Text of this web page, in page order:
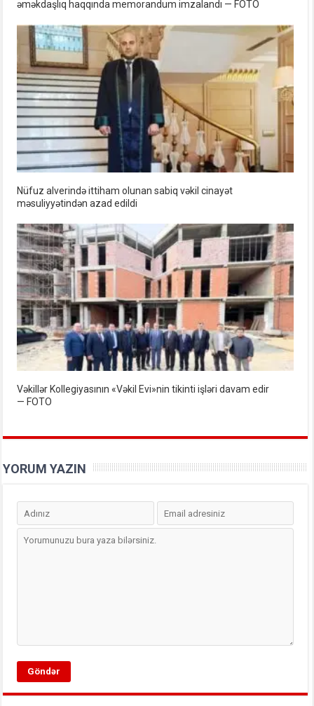
əməkdaşlıq haqqında memorandum imzalandı — FOTO
Nüfuz alverində ittiham olunan sabiq vəkil cinayət
məsuliyyətindən azad edildi
Vəkillər Kollegiyasının «Vəkil Evi»nin tikinti işləri davam edir
— FOTO
YORUM YAZIN